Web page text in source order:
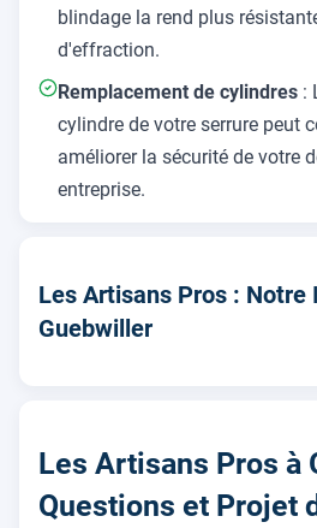
blindage la rend plus
d'effraction.
Remplacement de cylindres :
cylindre de votre serrure peut
améliorer la sécurité de votre
entreprise.
Les Artisans Pros : Notre
Guebwiller
Les Artisans Pros à
Questions et Projet